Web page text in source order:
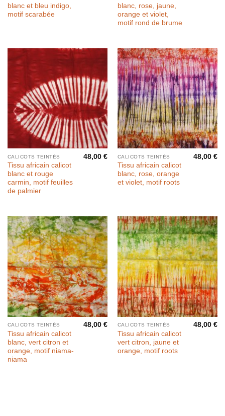
blanc et bleu indigo,
motif scarabée
blanc, rose, jaune,
orange et violet,
motif rond de brume
CALICOTS TEINTÉS
Tissu africain calicot
blanc et rouge
carmin, motif feuilles
de palmier
48,00€ CALICOTS TEINTÉS
Tissu africain calicot
blanc, rose, orange
et violet, motif roots
48,00€
CALICOTS TEINTÉS
Tissu africain calicot
blanc, vert citron et
orange, motif niama-
niama
48,00€ CALICOTS TEINTÉS
Tissu africain calicot
vert citron, jaune et
orange, motif roots
48,00€